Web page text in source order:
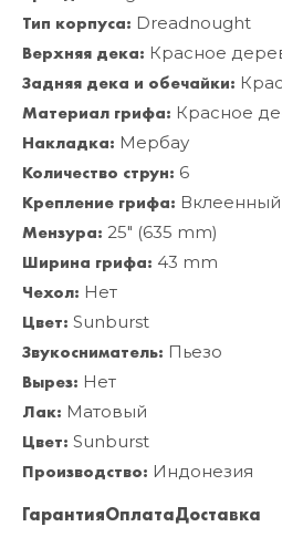
Тип корпуса: Dreadnought
Верхняя дека: Красное
Задняя дека и обечайки:
Материал грифа: Красное
Накладка: Мербау
Количество струн: 6
Крепление грифа: Вклеенный
Мензура: 25" (635 mm)
Ширина грифа: 43 mm
Чехол: Нет
Цвет: Sunburst
Звукосниматель: Пьезо
Вырез: Нет
Лак: Матовый
Цвет: Sunburst
Производство: Индонезия
ГарантияОплатаДоставка